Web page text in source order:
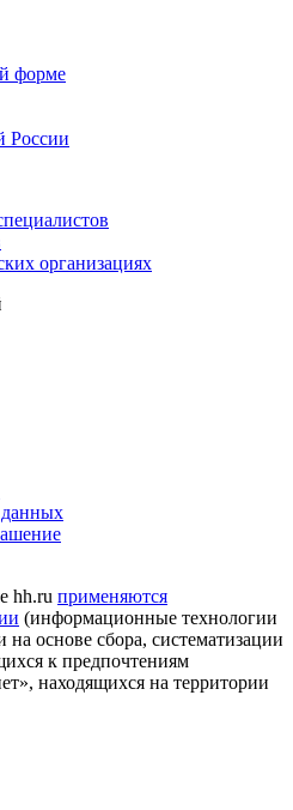
форме
России
организациях
hh.ru применяются
(информационные технологии
основе сбора, систематизации
к предпочтениям
находящихся на территории